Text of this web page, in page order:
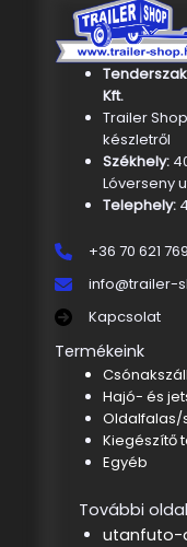
Kft.
Trailer
készletről
Székhely:
Lóverseny
Telephely:
+36 70 621
info@trailer-
Kapcsolat
Termékeink
Hajó- és
Oldalfalas/
Kiegészítő
Egyéb
További
utanfuto-